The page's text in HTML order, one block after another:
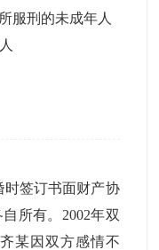
服刑的未成年人
时签订书面财产协
所有。2002年双
某因双方感情不